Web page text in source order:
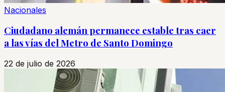
Nacionales
Ciudadano alemán permanece estable tras caer
a las vías del Metro de Santo Domingo
22 de julio de 2026